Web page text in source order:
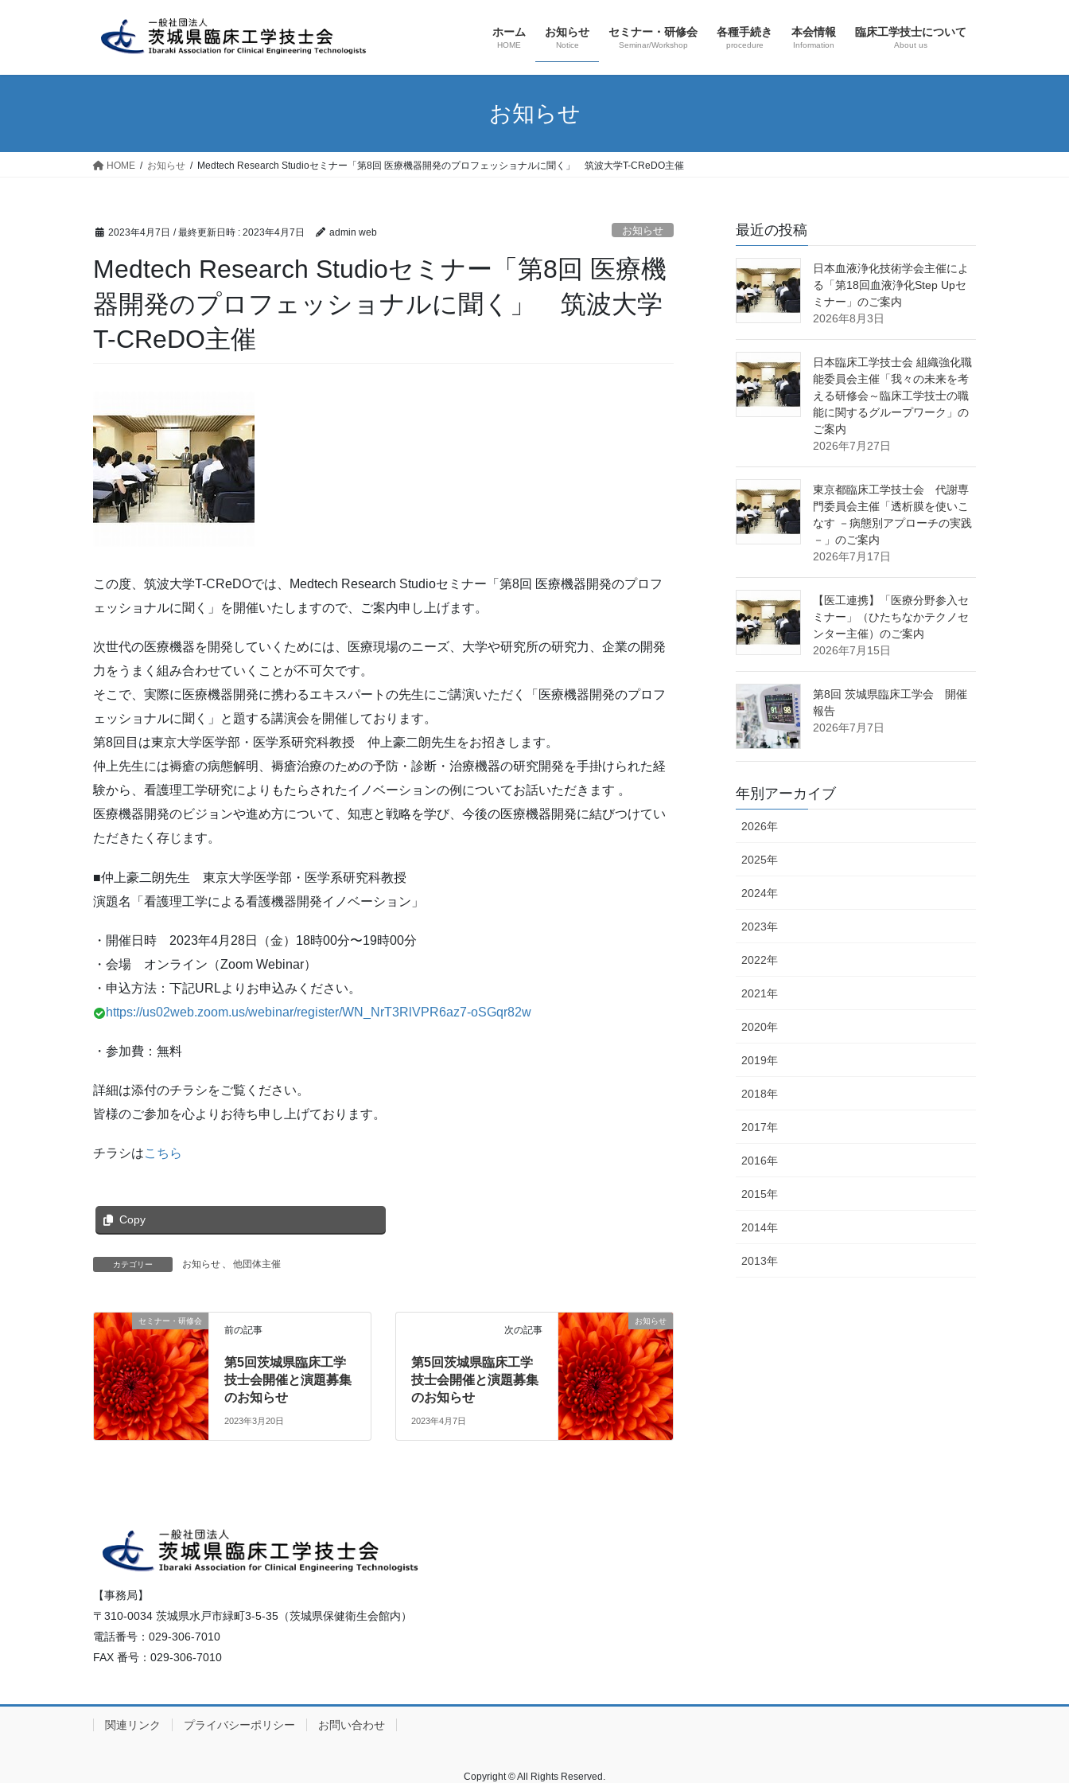
ホーム
HOME
お知らせ
Notice
セミナー・研修会
Seminar/Workshop
各種手続き
procedure
本会情報
Information
臨床工学技士について
About us
お知らせ
HOME お知らせ Medtech Research Studioセミナー「第8回 医療機器開発のプロフェッショナルに聞く」 筑波大学T-CReDO主催
2023年4月7日 / 最終更新日時 : 2023年4月7日 admin web お知らせ
Medtech Research Studioセミナー「第8回 医療機
器開発のプロフェッショナルに聞く」 筑波大学
T-CReDO主催
この度、筑波大学T-CReDOでは、Medtech Research Studioセミナー「第8回 医療機器開発のプロフ
ェッショナルに聞く」を開催いたしますので 、ご案内申し上げます。
次世代の医療機器を開発していくためには、医療現場のニーズ、大学や研究所の研究力、企業の開発
力をうまく組み合わせていくこと が不可欠です。
そこで、実際に医療機器開発に携わるエキスパートの先生にご講演いただく「医療機器開発のプロフ
ェッショナルに聞く」と題する講演会を開催しております。
第8回目は東京大学医学部・医学系研究科教授 仲上豪二朗先生をお招きします。
仲上先生には褥瘡の病態解明、褥瘡治療のための予防・診断・治療機器の研究開発を手掛けられた経
験から、看護理工学研究によりもたらされたイノベーションの例についてお話いただきます 。
医療機器開発のビジョンや進め方について、知恵と戦略を学び、今後の医療機器開発に結びつけてい
ただきたく存じます。
■仲上豪二朗先生 東京大学医学部・医学系研究科教授
演題名「看護理工学による看護機器開発イノベーション」
・開催日時 2023年4月28日（金）18時00分〜19時00分
・会場 オンライン（Zoom Webinar）
・申込方法：下記URLよりお申込みください。
https://us02web.zoom.us/webinar/register/WN_NrT3RlVPR6az7-oSGqr82w
・参加費：無料
詳細は添付のチラシをご覧ください。
皆様のご参加を心よりお待ち申し上げております。
チラシはこちら
Copy
カテゴリー お知らせ 、 他団体主催
セミナー・研修会
前の記事
第5回茨城県臨床工学
技士会開催と演題募集
のお知らせ
2023年3月20日
お知らせ
次の記事
第5回茨城県臨床工学
技士会開催と演題募集
のお知らせ
2023年4月7日
最近の投稿
日本血液浄化技術学会主催によ
る「第18回血液浄化Step Upセ
ミナー」のご案内
2026年8月3日
日本臨床工学技士会 組織強化職
能委員会主催「我々の未来を考
える研修会～臨床工学技士の職
能に関するグループワーク」の
ご案内
2026年7月27日
東京都臨床工学技士会 代謝専
門委員会主催「透析膜を使いこ
なす －病態別アプローチの実践
－」のご案内
2026年7月17日
【医工連携】「医療分野参入セ
ミナー」（ひたちなかテクノセ
ンター主催）のご案内
2026年7月15日
第8回 茨城県臨床工学会 開催
報告
2026年7月7日
年別アーカイブ
2026年
2025年
2024年
2023年
2022年
2021年
2020年
2019年
2018年
2017年
2016年
2015年
2014年
2013年
【事務局】
〒310-0034 茨城県水戸市緑町3-5-35（茨城県保健衛生会館内）
電話番号：029-306-7010
FAX 番号：029-306-7010
関連リンク プライバシーポリシー お問い合わせ
Copyright © All Rights Reserved.